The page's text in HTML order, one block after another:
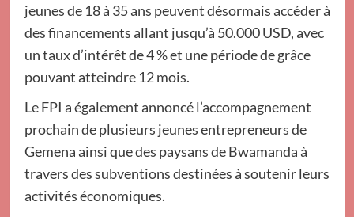
jeunes de 18 à 35 ans peuvent désormais accéder à
des financements allant jusqu’à 50.000 USD, avec
un taux d’intérêt de 4 % et une période de grâce
pouvant atteindre 12 mois.
Le FPI a également annoncé l’accompagnement
prochain de plusieurs jeunes entrepreneurs de
Gemena ainsi que des paysans de Bwamanda à
travers des subventions destinées à soutenir leurs
activités économiques.